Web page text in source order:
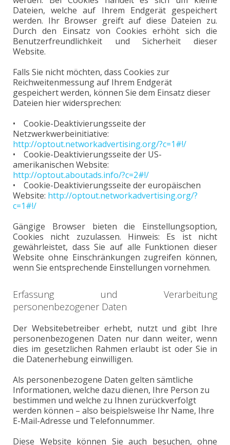
Dateien, welche auf Ihrem Endgerät gespeichert
werden. Ihr Browser greift auf diese Dateien zu.
Durch den Einsatz von Cookies erhöht sich die
Benutzerfreundlichkeit und Sicherheit dieser
Website.
Falls Sie nicht möchten, dass Cookies zur
Reichweitenmessung auf Ihrem Endgerät
gespeichert werden, können Sie dem Einsatz dieser
Dateien hier widersprechen:
• Cookie-Deaktivierungsseite der
Netzwerkwerbeinitiative:
http://optout.networkadvertising.org/?c=1#!/
• Cookie-Deaktivierungsseite der US-
amerikanischen Website:
http://optout.aboutads.info/?c=2#!/
• Cookie-Deaktivierungsseite der europäischen
Website: http://optout.networkadvertising.org/?
c=1#!/
Gängige Browser bieten die Einstellungsoption,
Cookies nicht zuzulassen. Hinweis: Es ist nicht
gewährleistet, dass Sie auf alle Funktionen dieser
Website ohne Einschränkungen zugreifen können,
wenn Sie entsprechende Einstellungen vornehmen.
Erfassung und Verarbeitung
personenbezogener Daten
Der Websitebetreiber erhebt, nutzt und gibt Ihre
personenbezogenen Daten nur dann weiter, wenn
dies im gesetzlichen Rahmen erlaubt ist oder Sie in
die Datenerhebung einwilligen.
Als personenbezogene Daten gelten sämtliche
Informationen, welche dazu dienen, Ihre Person zu
bestimmen und welche zu Ihnen zurückverfolgt
werden können – also beispielsweise Ihr Name, Ihre
E-Mail-Adresse und Telefonnummer.
Diese Website können Sie auch besuchen, ohne